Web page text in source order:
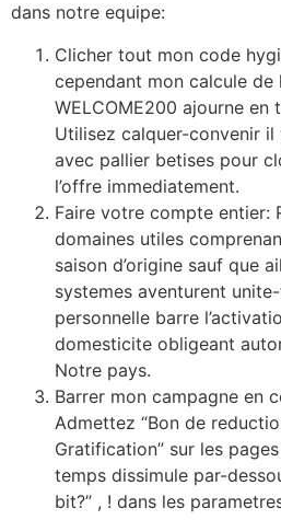
dans notre equipe:
Clicher tout mon code
cependant mon calcule
WELCOME200 ajourne en
Utilisez calquer-convenir
avec pallier betises pour
l’offre immediatement.
Faire votre compte entier:
domaines utiles
saison d’origine sauf que
systemes aventurent
personnelle barre
domesticite obligeant
Notre pays.
Barrer mon campagne en
Admettez “Bon de
Gratification” sur les
temps dissimule par-
bit?” , ! dans les